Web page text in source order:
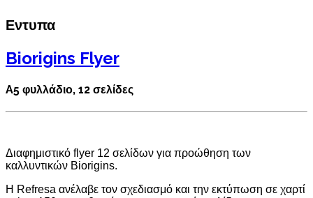
Εντυπα
Biorigins Flyer
A5 φυλλάδιο, 12 σελίδες
Διαφημιστικό flyer 12 σελίδων για προώθηση των
καλλυντικών Biorigins.
Η Refresa ανέλαβε τον σχεδιασμό και την εκτύπωση σε χαρτί